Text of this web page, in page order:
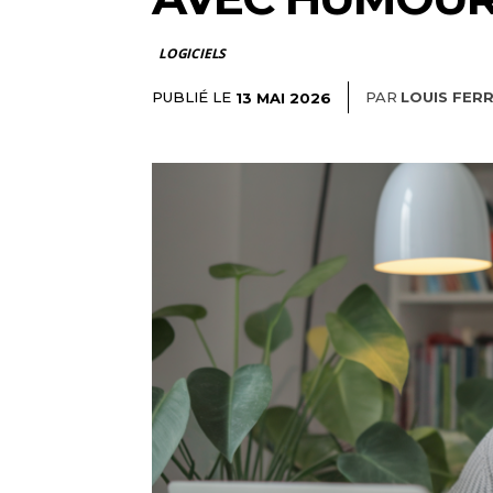
LOGICIELS
PUBLIÉ LE 13 MAI 2026 PAR LOUIS